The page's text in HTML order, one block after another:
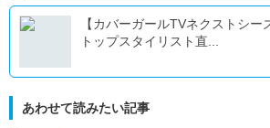
【カバーガールTVネクストシー
トップスタイリスト直...
あわせて読みたい記事